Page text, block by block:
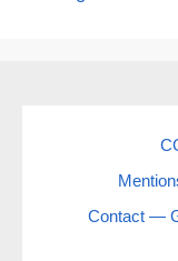
Contact —